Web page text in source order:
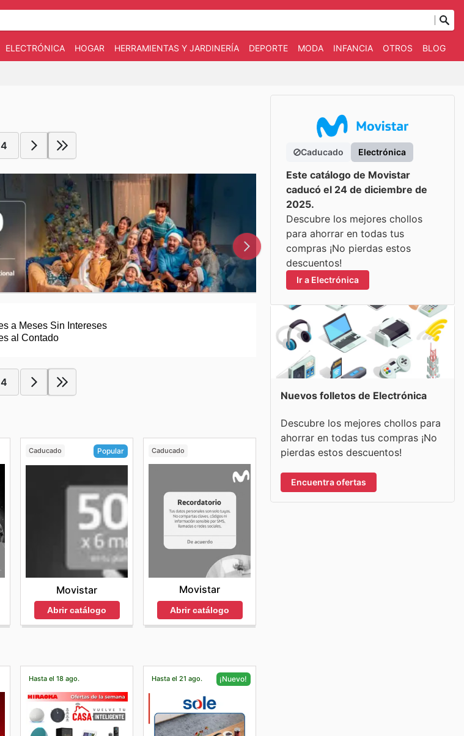
ELECTRÓNICA HOGAR HERRAMIENTAS Y JARDINERÍA DEPORTE MODA INFANCIA OTROS BLOG
4
4
Caducado Popular
Movistar
Abrir catálogo
Caducado
Movistar
Abrir catálogo
Hasta el 18 ago. Hasta el 21 ago. ¡Nuevo!
Caducado Electrónica
Este catálogo de Movistar
caducó el 24 de diciembre de
2025.
Descubre los mejores chollos
para ahorrar en todas tus
compras ¡No pierdas estos
descuentos!
Ir a Electrónica
Nuevos folletos de Electrónica
Descubre los mejores chollos para
ahorrar en todas tus compras ¡No
pierdas estos descuentos!
Encuentra ofertas